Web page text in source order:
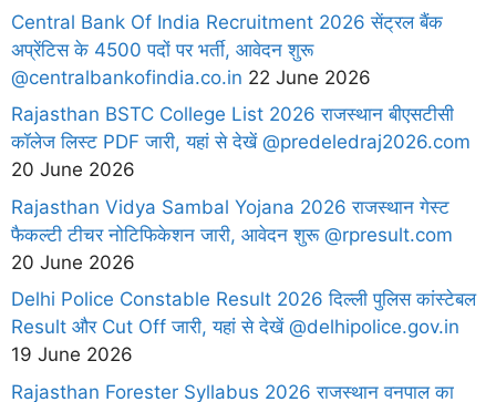
Central Bank Of India Recruitment 2026 सेंट्रल बैंक
अप्रेंटिस के 4500 पदों पर भर्ती, आवेदन शुरू
@centralbankofindia.co.in 22 June 2026
Rajasthan BSTC College List 2026 राजस्थान बीएसटीसी
कॉलेज लिस्ट PDF जारी, यहां से देखें @predeledraj2026.com
20 June 2026
Rajasthan Vidya Sambal Yojana 2026 राजस्थान गेस्ट
फैकल्टी टीचर नोटिफिकेशन जारी, आवेदन शुरू @rpresult.com
20 June 2026
Delhi Police Constable Result 2026 दिल्ली पुलिस कांस्टेबल
Result और Cut Off जारी, यहां से देखें @delhipolice.gov.in
19 June 2026
Rajasthan Forester Syllabus 2026 राजस्थान वनपाल का